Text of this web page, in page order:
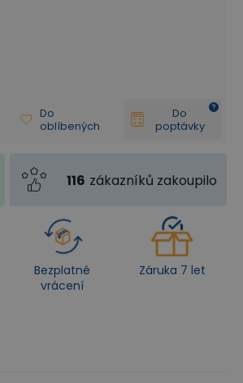
Do
oblíbených
Do
poptávky
116 zákazníků zakoupilo
Bezplatné
vrácení
Záruka 7 let